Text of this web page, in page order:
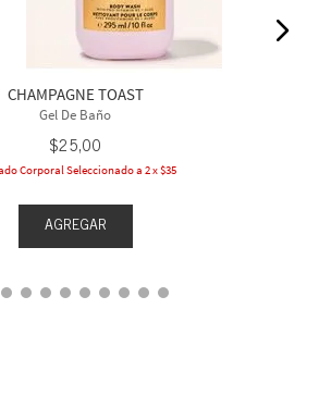
CHAMPAGNE TOAST
Gel De Baño
$25,00
Corporal Seleccionado a 2 x $35
AGREGAR